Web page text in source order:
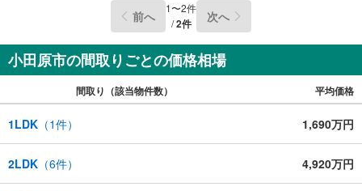
前へ 1〜2件
/2件 次へ
小田原市の間取りごとの価格相場
間取り（該当物件数） 平均価格
1LDK （1件） 1,690万円
2LDK （6件） 4,920万円